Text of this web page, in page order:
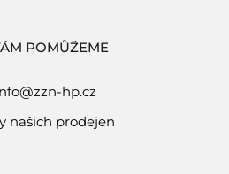
POMŮŽEME
hp.cz
našich prodejen